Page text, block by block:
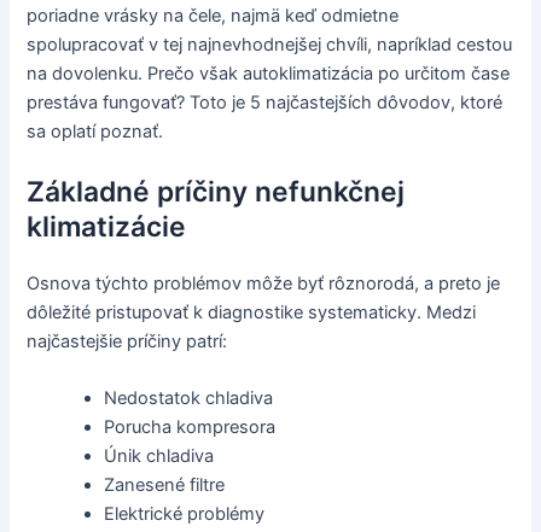
poriadne vrásky na čele, najmä keď odmietne
spolupracovať v tej najnevhodnejšej chvíli, napríklad cestou
na dovolenku. Prečo však autoklimatizácia po určitom čase
prestáva fungovať? Toto je 5 najčastejších dôvodov, ktoré
sa oplatí poznať.
Základné príčiny nefunkčnej
klimatizácie
Osnova týchto problémov môže byť rôznorodá, a preto je
dôležité pristupovať k diagnostike systematicky. Medzi
najčastejšie príčiny patrí:
Nedostatok chladiva
Porucha kompresora
Únik chladiva
Zanesené filtre
Elektrické problémy